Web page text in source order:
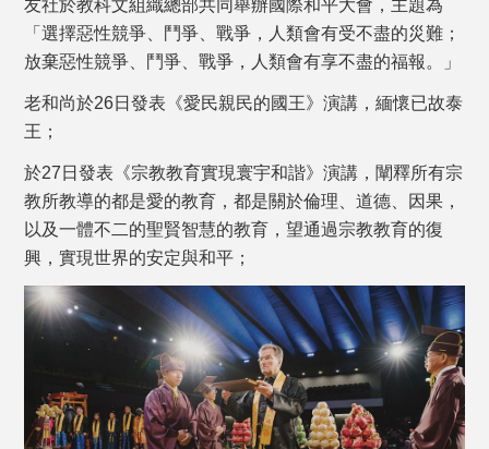
友社於教科文組織總部共同舉辦國際和平大會，主題為
「選擇惡性競爭、鬥爭、戰爭，人類會有受不盡的災難；
放棄惡性競爭、鬥爭、戰爭，人類會有享不盡的福報。」
老和尚於26日發表《愛民親民的國王》演講，緬懷已故泰
王；
於27日發表《宗教教育實現寰宇和諧》演講，闡釋所有宗
教所教導的都是愛的教育，都是關於倫理、道德、因果，
以及一體不二的聖賢智慧的教育，望通過宗教教育的復
興，實現世界的安定與和平；